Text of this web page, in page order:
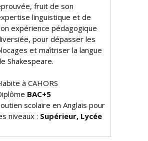
fruit de son
linguistique et de
expérience pédagogique
pour dépasser les
et maîtriser la langue
Shakespeare.
à CAHORS
BAC+5
scolaire en Anglais pour
niveaux : Supérieur, Lycée